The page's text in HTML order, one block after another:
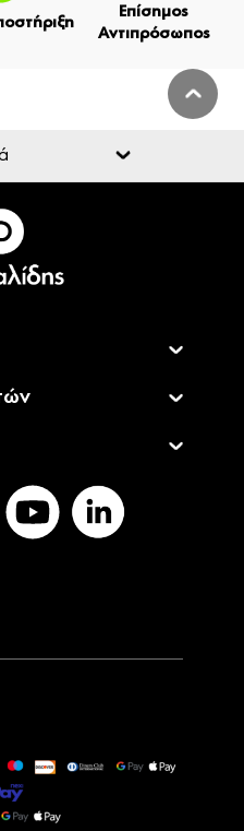
Επίσημος
Αντιπρόσωπος